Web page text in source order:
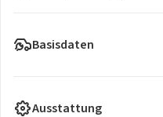
Basisdaten
Ausstattung